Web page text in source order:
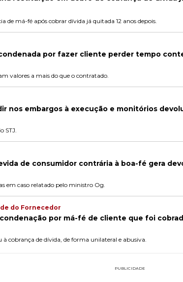
de má-fé após cobrar dívida já quitada 12 anos depois.
por fazer cliente perder tempo
valores a mais do que o contratado.
nos embargos à execução e monitórios
STJ.
de consumidor contrária à boa-fé gera
em caso relatado pelo ministro Og.
do Fornecedor
por má-fé de cliente que foi
cobrança de dívida, de forma unilateral e abusiva.
PUBLICIDADE